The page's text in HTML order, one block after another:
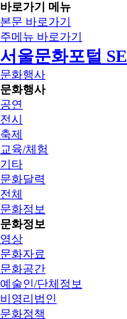
바로가기 메뉴
본문 바로가기
주메뉴 바로가기
서울문화포털
문화행사
문화행사
공연
전시
축제
교육/체험
기타
문화달력
전체
문화정보
문화정보
영상
문화자료
문화공간
예술인/단체정보
비영리법인
문화정책